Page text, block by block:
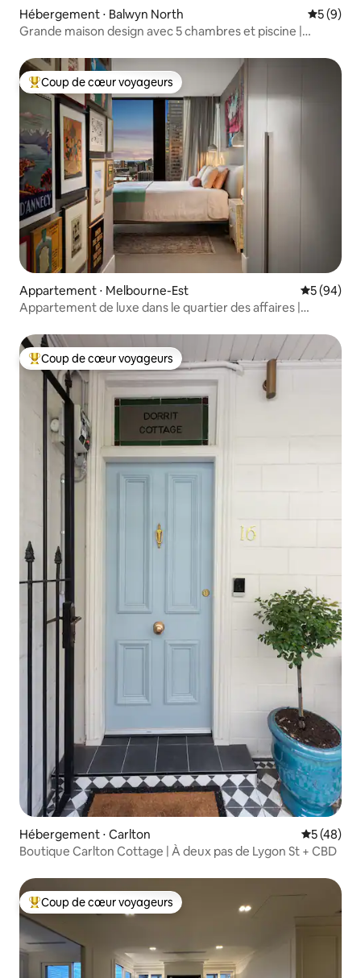
Hébergement ⋅ Balwyn North
5 (9)
Grande maison design avec 5 chambres et piscine |
Coups de cœur voyageurs les plus appréciés
Coup de cœur voyageurs
Appartement ⋅ Melbourne-Est
5 (94)
Appartement de luxe dans le quartier des affaires |
Coups de cœur voyageurs les plus appréciés
Coup de cœur voyageurs
Hébergement ⋅ Carlton
5 (48)
Boutique Carlton Cottage | À deux pas de Lygon St + CBD
Coups de cœur voyageurs les plus appréciés
Coup de cœur voyageurs